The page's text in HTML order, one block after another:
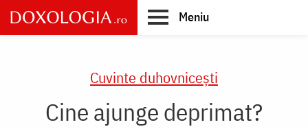
Skip
to
main
Meniu
Cuvinte duhovnicești
Cine ajunge deprimat?